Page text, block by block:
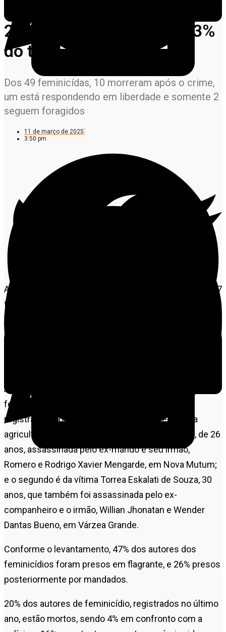
100% dos feminicídios de
2024 em MT e prendeu 73%
do total de autores
Dos 49 feminicídas, 10 morreram após o crime,
um está respondendo em liberdade e somente 2
seguem foragidos
11 de março de 2025
3:50 pm
A Polícia Civil de Mato Grosso esclareceu 100% dos 47
feminicídios ocorridos no Estado, em 2024, e prendeu
73% do total dos autores dos crimes. Os dados são do
relatório elaborado pela Diretoria de Inteligência da
Ao todo, foram identificados 49 autores de
feminicídios em 2024. Em dois dos 47 crimes
registrados, houve dois autores. Um deles é o da
agricultora e empresária Raquel Maziero Cattani, de 26
anos, assassinada pelo ex-marido e seu irmão,
Romero e Rodrigo Xavier Mengarde, em Nova Mutum;
e o segundo é da vítima Torrea Eskalati de Souza, 30
anos, que também foi assassinada pelo ex-
companheiro e o irmão, Willian Jhonatan e Wender
Dantas Bueno, em Várzea Grande.
Conforme o levantamento, 47% dos autores dos
feminicídios foram presos em flagrante, e 26% presos
posteriormente por mandados.
20% dos autores de feminicídio, registrados no último
ano, estão mortos, sendo 4% em confronto com a